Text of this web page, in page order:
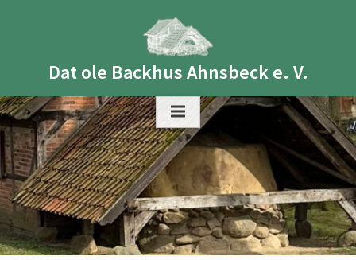
Dat ole Backhus Ahnsbeck e. V.